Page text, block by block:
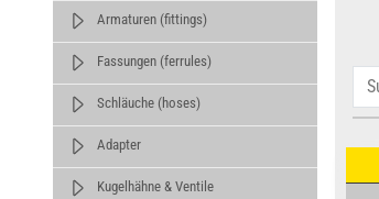
Armaturen (fittings)
Fassungen (ferrules)
Schläuche (hoses)
Adapter
Kugelhähne & Ventile